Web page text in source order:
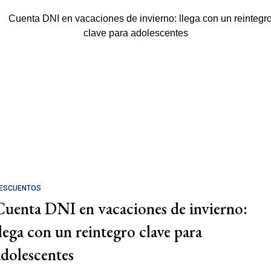
DNI en vacaciones de invierno:
con un reintegro clave para